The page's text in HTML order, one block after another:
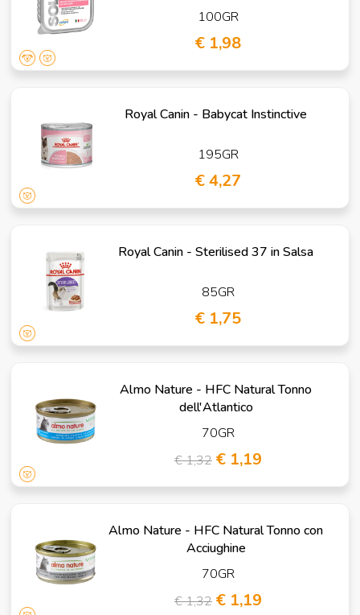
100GR
€ 1,98
Royal Canin - Babycat Instinctive
195GR
€ 4,27
Royal Canin - Sterilised 37 in Salsa
85GR
€ 1,75
Almo Nature - HFC Natural Tonno
dell'Atlantico
70GR
€ 1,32 € 1,19
Almo Nature - HFC Natural Tonno con
Acciughine
70GR
€ 1,32 € 1,19